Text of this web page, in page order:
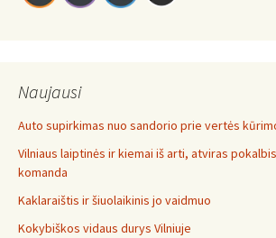
Naujausi
Auto supirkimas nuo sandorio prie vertės
Vilniaus laiptinės ir kiemai iš arti, atviras
komanda
Kaklaraištis ir šiuolaikinis jo vaidmuo
Kokybiškos vidaus durys Vilniuje